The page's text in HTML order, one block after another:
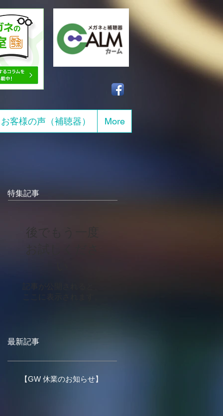
お客様の声（補聴器） More
特集記事
ここに表示されます。
最新記事
【GW 休業のお知らせ】